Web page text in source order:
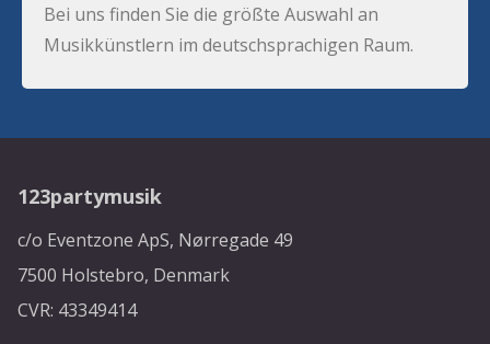
Bei uns finden Sie die größte Auswahl an
Musikkünstlern im deutschsprachigen Raum.
123partymusik
c/o Eventzone ApS, Nørregade 49
7500 Holstebro, Denmark
CVR: 43349414